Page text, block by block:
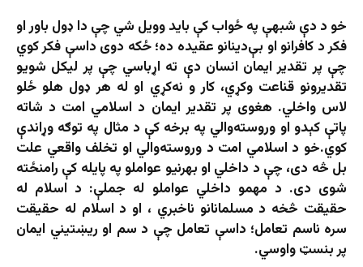
خو د دې شبهې په ځواب کې باید وویل شي چې دا ډول باور او
فکر د کافرانو او بې‌دینانو عقیده ده؛ ځکه دوی داسې فکر کوي
چې پر تقدیر ایمان انسان دې ته اړباسي چې پر لیکل شويو
تقدیرونو قناعت وکړي، کار و نه‌کړي او له هر ډول هلو ځلو
لاس واخلي. هغوی پر تقدیر ایمان د اسلامي امت د شاته
پاتې کېدو او وروسته‌والي په برخه کې د مثال په توګه وړاندې
کوي.خو د اسلامي امت د وروسته‌والي او تخلف واقعي علت
بل څه دی، چې د داخلي او بهرنيو عواملو په پایله کې رامنځته
شوی دی. د مهمو داخلي عواملو له جملې: د اسلام له
حقیقت څخه د مسلمانانو ناخبري ، او د اسلام له حقیقت
سره ناسم تعامل؛ داسې تعامل چې د سم او ریښتیني ایمان
پر بنسټ واوسي.